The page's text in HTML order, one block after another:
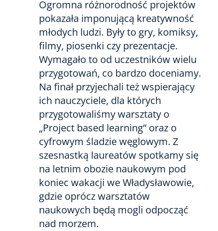
Ogromna różnorodność projektów
pokazała imponującą kreatywność
młodych ludzi. Były to gry, komiksy,
filmy, piosenki czy prezentacje.
Wymagało to od uczestników wielu
przygotowań, co bardzo doceniamy.
Na finał przyjechali też wspierający
ich nauczyciele, dla których
przygotowaliśmy warsztaty o
„Project based learning” oraz o
cyfrowym śladzie węglowym. Z
szesnastką laureatów spotkamy się
na letnim obozie naukowym pod
koniec wakacji we Władysławowie,
gdzie oprócz warsztatów
naukowych będą mogli odpocząć
nad morzem.